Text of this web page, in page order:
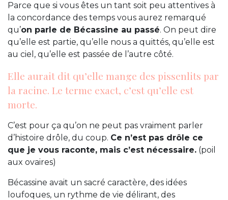
Parce que si vous êtes un tant soit peu attentives à
la concordance des temps vous aurez remarqué
qu’on parle de Bécassine au passé. On peut dire
qu’elle est partie, qu’elle nous a quittés, qu’elle est
au ciel, qu’elle est passée de l’autre côté.
Elle aurait dit qu’elle mange des pissenlits par
la racine. Le terme exact, c’est qu’elle est
morte.
C’est pour ça qu’on ne peut pas vraiment parler
d’histoire drôle, du coup. Ce n’est pas drôle ce
que je vous raconte, mais c’est nécessaire. (poil
aux ovaires)
Bécassine avait un sacré caractère, des idées
loufoques, un rythme de vie délirant, des